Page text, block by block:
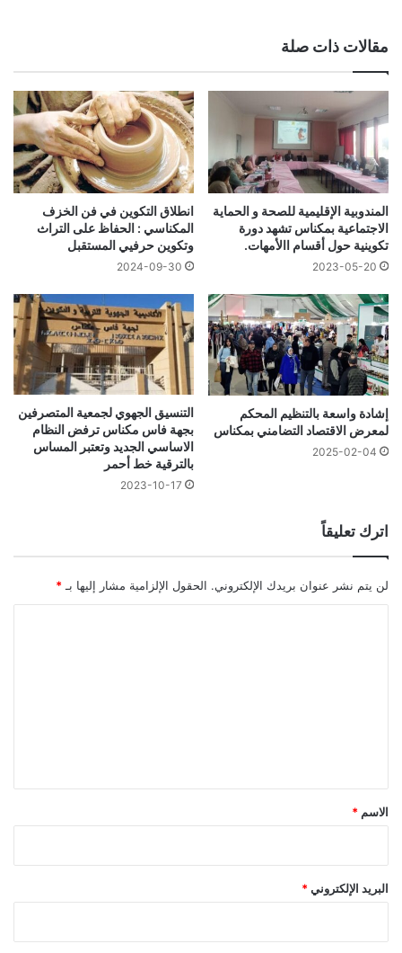
مقالات ذات صلة
المندوبية الإقليمية للصحة و الحماية
الاجتماعية بمكناس تشهد دورة
تكوينية حول أقسام االأمهات.
2023-05-20
انطلاق التكوين في فن الخزف
المكناسي : الحفاظ على التراث
وتكوين حرفيي المستقبل
2024-09-30
إشادة واسعة بالتنظيم المحكم
لمعرض الاقتصاد التضامني بمكناس
2025-02-04
التنسيق الجهوي لجمعية المتصرفين
بجهة فاس مكناس ترفض النظام
الاساسي الجديد وتعتبر المساس
بالترقية خط أحمر
2023-10-17
اترك تعليقاً
لن يتم نشر عنوان بريدك الإلكتروني. الحقول الإلزامية مشار إليها بـ *
*
الاسم *
البريد الإلكتروني *